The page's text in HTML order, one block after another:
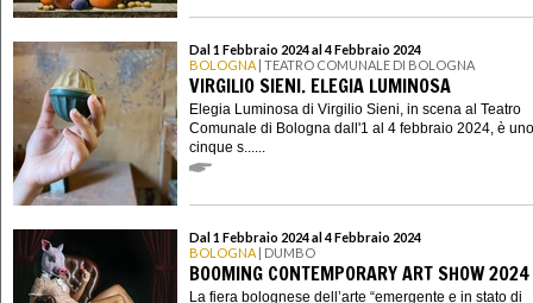
Dal 1 Febbraio 2024 al 4 Febbraio 2024
BOLOGNA | TEATRO COMUNALE DI BOLOGNA
VIRGILIO SIENI. ELEGIA LUMINOSA
Elegia Luminosa di Virgilio Sieni, in scena al Teatro
Comunale di Bologna dall'1 al 4 febbraio 2024, è
cinque s......
Dal 1 Febbraio 2024 al 4 Febbraio 2024
BOLOGNA | DUMBO
BOOMING CONTEMPORARY ART SHOW 2024
La fiera bolognese dell’arte “emergente e in stato di